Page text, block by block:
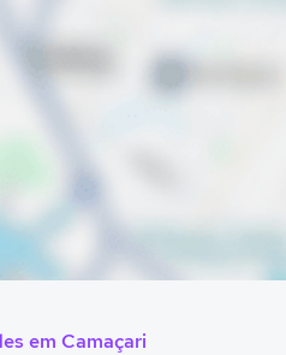
em Camaçari